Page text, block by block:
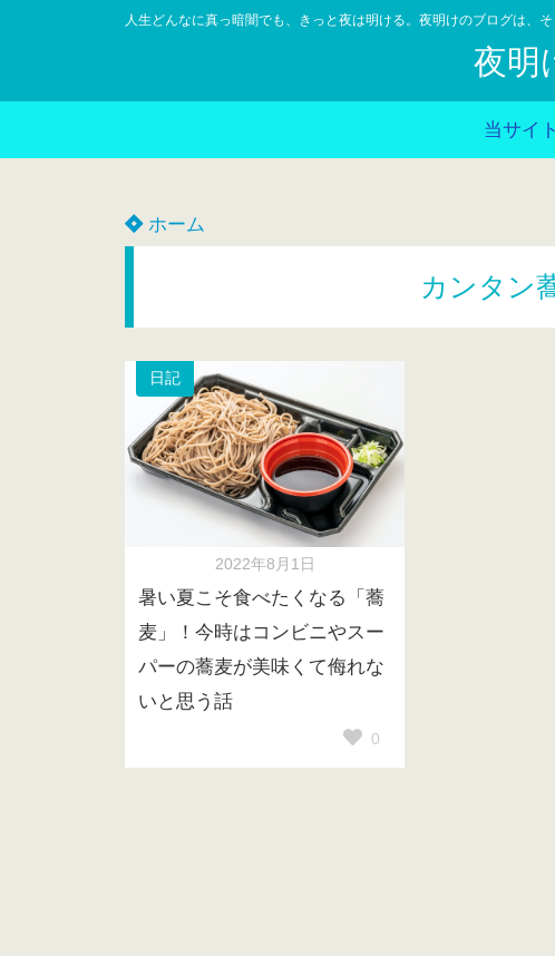
人生どんなに真っ暗闇でも、きっと夜は明ける。夜明けのブログは、
夜明
当サイ
ホーム
カンタン
日記
2022年8月1日
暑い夏こそ食べたくなる「蕎
麦」！今時はコンビニやスー
パーの蕎麦が美味くて侮れな
いと思う話
0